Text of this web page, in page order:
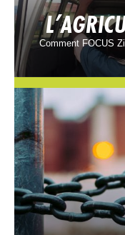
Comment FOCUS